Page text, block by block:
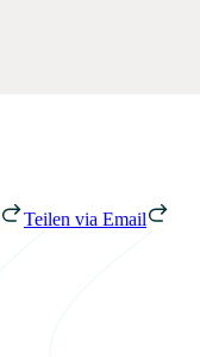
Teilen via Email